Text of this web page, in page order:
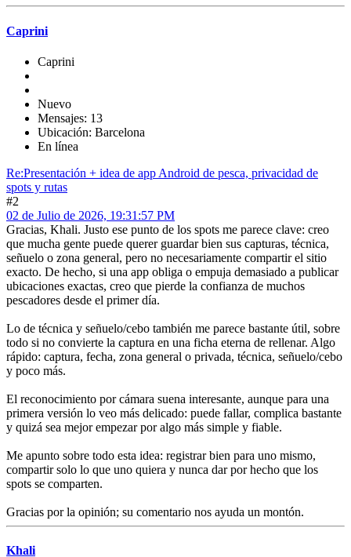
Caprini
Caprini
Nuevo
Mensajes: 13
Ubicación: Barcelona
En línea
Re:Presentación + idea de app Android de pesca, privacidad de
spots y rutas
#2
02 de Julio de 2026, 19:31:57 PM
Gracias, Khali. Justo ese punto de los spots me parece clave: creo
que mucha gente puede querer guardar bien sus capturas, técnica,
señuelo o zona general, pero no necesariamente compartir el sitio
exacto. De hecho, si una app obliga o empuja demasiado a publicar
ubicaciones exactas, creo que pierde la confianza de muchos
pescadores desde el primer día.
Lo de técnica y señuelo/cebo también me parece bastante útil, sobre
todo si no convierte la captura en una ficha eterna de rellenar. Algo
rápido: captura, fecha, zona general o privada, técnica, señuelo/cebo
y poco más.
El reconocimiento por cámara suena interesante, aunque para una
primera versión lo veo más delicado: puede fallar, complica bastante
y quizá sea mejor empezar por algo más simple y fiable.
Me apunto sobre todo esta idea: registrar bien para uno mismo,
compartir solo lo que uno quiera y nunca dar por hecho que los
spots se comparten.
Gracias por la opinión; su comentario nos ayuda un montón.
Khali